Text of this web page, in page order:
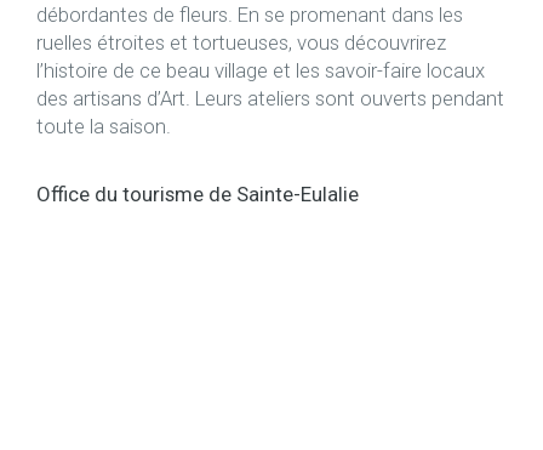
débordantes de fleurs. En se promenant dans les
ruelles étroites et tortueuses, vous découvrirez
l’histoire de ce beau village et les savoir-faire locaux
des artisans d’Art. Leurs ateliers sont ouverts pendant
toute la saison.
Office du tourisme de Sainte-Eulalie